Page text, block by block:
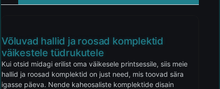
Võluvad hallid ja roosad komplektid
väikestele tüdrukutele
Kui otsid midagi erilist oma väikesele printsessile, siis meie
hallid ja roosad komplektid on just need, mis toovad sära
igasse päeva. Nende kaheosaliste komplektide disain